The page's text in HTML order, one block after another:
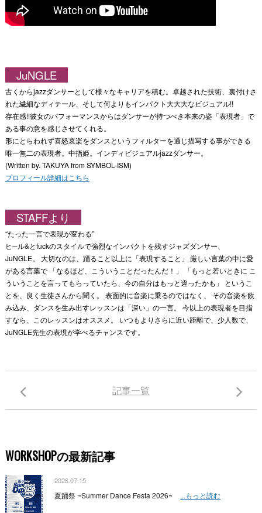
JuNGLE
古くからjazzダンサーとして様々なキャリアを積む。卓越された技術、裏付けさ
れた繊細なディテール、そして何よりもインパクト大大大なビジュアル!!
存在感!!彼女のパフォーマンスからはダンサーが持つべき本来の姿「表現者」で
ある事の意を感じさせてくれる。
形にとらわれず喜怒哀楽をダンスというフィルターを通じ描写する事ができる
唯一無二の表現者。中指姫。インディビジュアルjazzダンサー。
(Written by. TAKUYA from SYMBOL-ISM)
プロフィール詳細はこちら
STAFFより
“たった一言で表現が変わる”
ヒ─ル&とfuckのスタイルで強烈なインパクトを残すジャズダンサー、
JuNGLE。 大切なのは、踊ること以上に「表現すること」 厳しい言葉の中に愛
がある言葉で 「なるほど、こういうことだったんだ！」 「もっと若いときに こ
ういうことを言ってもらっていたら、今の自分はもっと違ったかも」 というこ
とを、良く生徒さんから聞く。 表面的に音楽に乗るのではなく、 その音楽を飲
み込み、ダンスを生み出すレッスンは「深い」の一言。 今以上の表現者を目指
すなら、このレッスンはオススメ。 いつもよりさらに近い距離で、少人数で、
JuNGLE先生の表現が学べるチャンスです。
記事一覧
WORKSHOPの最新記事
2026.07.15
夏踊祭 ~Summer Dance Festa 2026~ ...もっと読む